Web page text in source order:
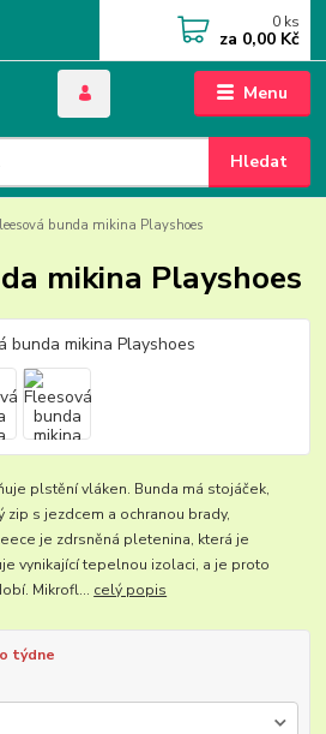
Menu
Hledat
0 ks
za 0,00 Kč
bunda mikina Playshoes
mikina Playshoes
plstění vláken. Bunda má stojáček,
s jezdcem a ochranou brady,
je zdrsněná pletenina, která je
vynikající tepelnou izolaci, a je proto
Mikrofl... celý popis
týdne